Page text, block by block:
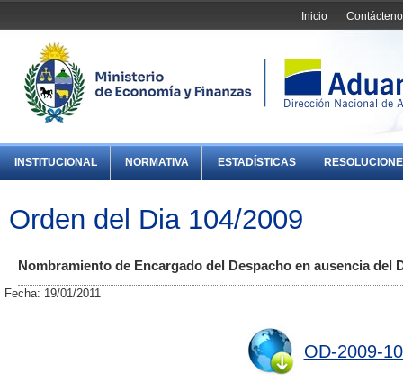
Inicio
INSTITUCIONAL NORMATIVA ESTADÍSTICAS
Orden del Dia 104/2009
Nombramiento de Encargado del Despacho en ausencia del
Fecha: 19/01/2011
OD-2009-